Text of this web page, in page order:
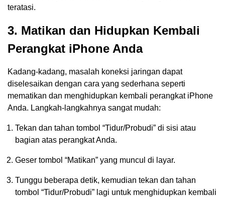
teratasi.
3. Matikan dan Hidupkan Kembali
Perangkat iPhone Anda
Kadang-kadang, masalah koneksi jaringan dapat
diselesaikan dengan cara yang sederhana seperti
mematikan dan menghidupkan kembali perangkat iPhone
Anda. Langkah-langkahnya sangat mudah:
Tekan dan tahan tombol “Tidur/Probudi” di sisi atau
bagian atas perangkat Anda.
Geser tombol “Matikan” yang muncul di layar.
Tunggu beberapa detik, kemudian tekan dan tahan
tombol “Tidur/Probudi” lagi untuk menghidupkan kembali